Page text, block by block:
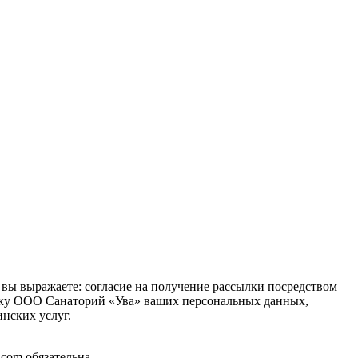
выражаете: согласие на получение рассылки посредством
ООО Санаторий «Ува» ваших персональных данных,
услуг.